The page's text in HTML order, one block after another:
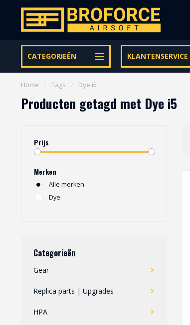
CATEGORIEËN KLANTENSERVICE
Let op onze speciale Facebook/Instagram aanbiedingen
Home Tags Dye i5
Producten getagd met Dye i5
Prijs
Merken
Alle merken
Dye
Categorieën
Gear
Replica parts | Upgrades
HPA